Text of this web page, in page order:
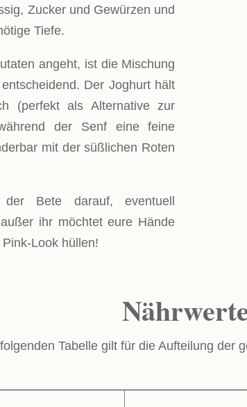
Zucker und Gewürzen und
Tiefe.
angeht, ist die Mischung
Der Joghurt hält
(perfekt als Alternative zur
der Senf eine feine
mit der süßlichen Roten
Bete darauf, eventuell
ihr möchtet eure Hände
Look hüllen!
Tabelle gilt für die Aufteilung der